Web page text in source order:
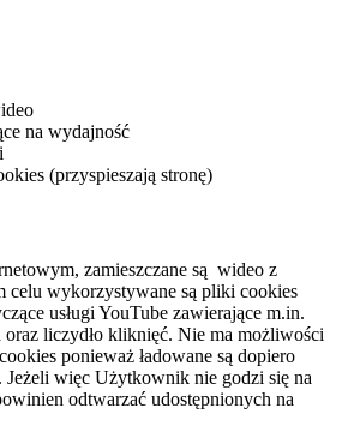
na wydajność
(przyspieszają stronę)
zamieszczane są wideo z
celu wykorzystywane są pliki cookies
usługi YouTube zawierające m.in.
liczydło kliknięć. Nie ma możliwości
ponieważ ładowane są dopiero
więc Użytkownik nie godzi się na
odtwarzać udostępnionych na